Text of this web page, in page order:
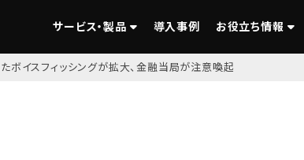
サービス・製品 導入事例 お役立ち情報
ボイスフィッシングが拡大、金融当局が注意喚起